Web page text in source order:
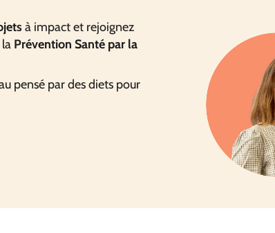
à impact et rejoignez
Prévention Santé par la
pensé par des diets pour